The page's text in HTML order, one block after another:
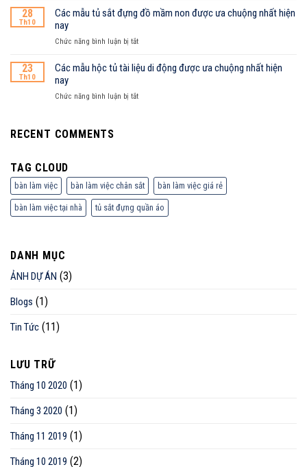
như
thế
liền
hot
hiện
mẫu
đẹp
văn
28
Th10
Các mẫu tủ sắt đựng đồ mầm non được ưa chuộng nhất hiện
nay
Chức năng bình luận bị tắtở
mẫu
tủ
đựng
nhất
hiện
nay
23
Th10
Các mẫu hộc tủ tài liệu di động được ưa chuộng nhất hiện
nay
Chức năng bình luận bị tắtở
di
động
được
ưa
RECENT COMMENTS
TAG CLOUD
bàn làm việc bàn làm việc chân sắt bàn làm việc giá rẻ
bàn làm việc tại nhà tủ sắt đựng quần áo
DANH MỤC
ẢNH DỰ ÁN (3)
Blogs (1)
Tin Tức (11)
LƯU TRỮ
Tháng 10 2020 (1)
Tháng 3 2020 (1)
Tháng 11 2019 (1)
Tháng 10 2019 (2)